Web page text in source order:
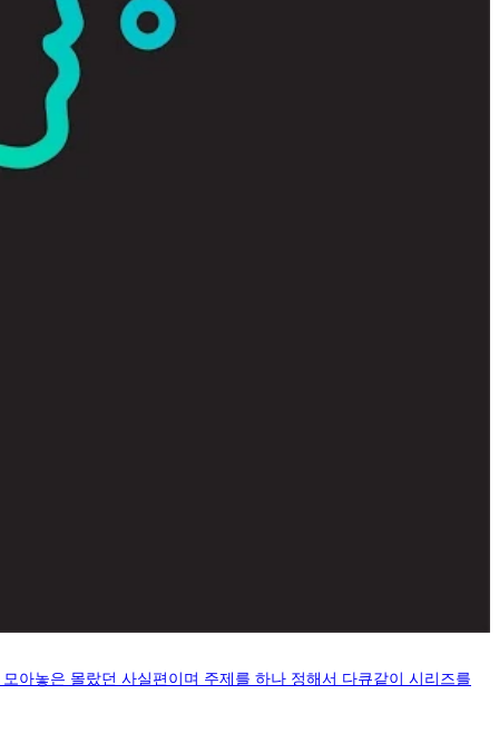
아놓은 몰랐던 사실편이며 주제를 하나 정해서 다큐같이 시리즈를